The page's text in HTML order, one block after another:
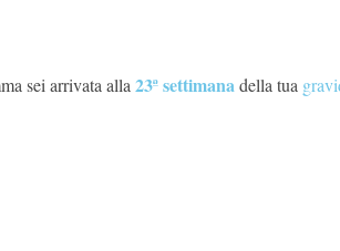
sei arrivata alla 23ª settimanadella tua